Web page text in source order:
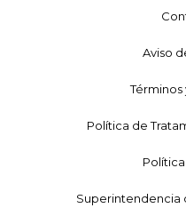
Aviso
Política de
Superintendencia